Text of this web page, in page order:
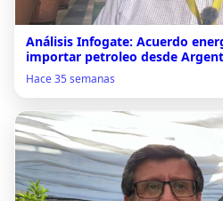
Análisis Infogate: Acuerdo
importar petroleo desde
Hace 35 semanas